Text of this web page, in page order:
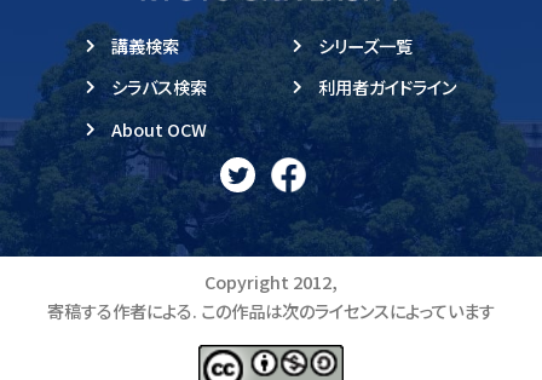
講義検索
シラバス検索
About OCW
シリーズ一覧
利用者ガイドライン
Copyright 2012,
寄稿する作者による. この作品は次のライセンスによっています